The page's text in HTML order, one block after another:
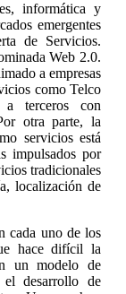
informática y
emergentes
de Servicios.
Web 2.0.
a empresas
como Telco
terceros con
otra parte, la
servicios está
impulsados ​​por
tradicionales
localización de
cada uno de los
hace difícil la
un modelo de
el desarrollo de